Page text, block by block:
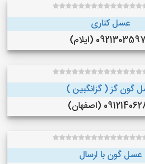
عسل کناری
(ایلام)
گون گز ( گزانگبین )
(اصفهان)
عسل گون با ارسال